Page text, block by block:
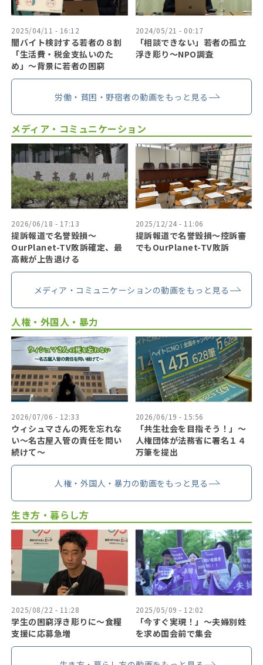
2025/04/11 - 16:12
闇バイト検討する若者の８割
「生活費・税金支払いのた
め」〜背景に若者の困窮
2024/05/21 - 00:17
「相談できない」若者の孤立
浮き彫り〜NPO調査
労働・貧困・野宿者の動画をもっと見る
メディア・コミュニケーション
2026/06/18 - 17:13
提訴報道で名誉毀損〜
OurPlanet-TV敗訴確定、最
高裁が上告退ける
2025/12/24 - 11:06
提訴報道で名誉毀損〜控訴審
でもOurPlanet-TV敗訴
メディア・コミュニケーションの動画をもっと見る
人権・外国人・暴力
2026/07/06 - 12:33
ウィシュマさんの死を忘れな
い〜名古屋入管の責任を問い
続けて〜
2026/06/19 - 15:56
「共生社会を目指そう！」〜
人権団体が法務省に署名１４
万筆を提出
人権・外国人・暴力の動画をもっと見る
生き方・暮らし方
2025/08/22 - 11:28
学生の困窮浮き彫りに〜食糧
支援に応募急増
2025/05/09 - 12:02
「今すぐ実現！」〜夫婦別姓
を求め国会前で集会